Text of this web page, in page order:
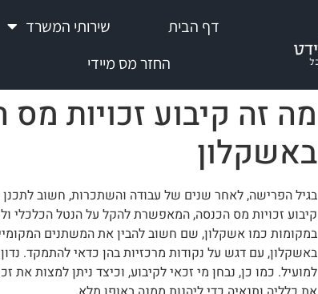
דף הבית שירותי המשרד
החזר מס מיידי
מה זה קיבוע זכויות
באשקלון
בגיל הפרישה, לאחר שנים של עבודה והשתכרות, חשוב
קיבוע זכויות מס הכנסה, המאפשרת להקל על הנטל הכלכלי
במקומות כמו אשקלון, שם חשוב להבין את המשתנים
באשקלון, עם דגש על נקודות מרכזיות בהן כדאי להתמקד.
למועיל. כמו כן, נבחן מי זכאי לקיבוע, וכיצד ניתן למצות את